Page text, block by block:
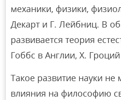
механики, физики,
Декарт и Г. Лейбниц. В
развивается теория
Гоббс в Англии, Х.
Такое развитие науки не
влияния на философию